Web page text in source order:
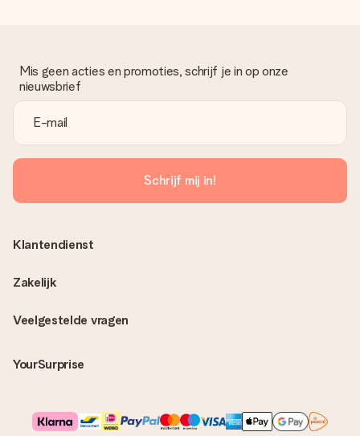
Mis geen acties en promoties, schrijf je in op onze
nieuwsbrief
Schrijf mij in!
Veelgestelde vragen
YourSurprise
Klantendienst
Zakelijk